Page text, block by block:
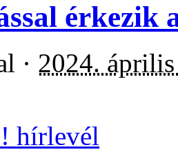
érkezik
· 2024.
hírlevél